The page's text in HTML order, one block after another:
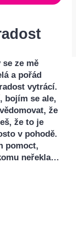
ze mě
a pořád
vytrácí.
bojím se ale,
že
že to je
v pohodě.
pomoct,
neřekla…